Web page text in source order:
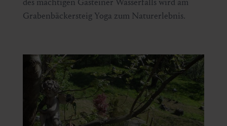
des mächtigen Gasteiner Wasserfalls wird am
Grabenbäckersteig Yoga zum Naturerlebnis.